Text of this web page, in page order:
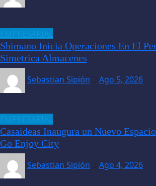
Shimano Inicia Operaciones En El
Simetrica Almacenes
Sebastian Sipión
Ago 5, 2026
Casaideas Inaugura un Nuevo
Go Enjoy City
Sebastian Sipión
Ago 4, 2026